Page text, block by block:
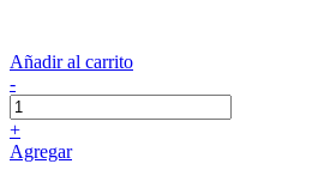
Añadir al carrito
-
+
Agregar